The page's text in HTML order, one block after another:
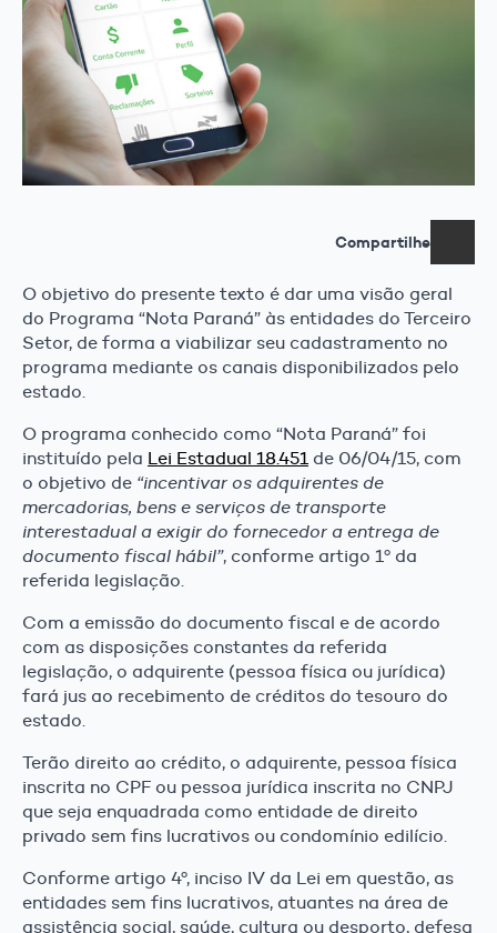
Compartilhe
O objetivo do presente texto é dar uma visão geral
do Programa “Nota Paraná” às entidades do Terceiro
Setor, de forma a viabilizar seu cadastramento no
programa mediante os canais disponibilizados pelo
estado.
O programa conhecido como “Nota Paraná” foi
instituído pela Lei Estadual 18.451 de 06/04/15, com
o objetivo de “incentivar os adquirentes de
mercadorias, bens e serviços de transporte
interestadual a exigir do fornecedor a entrega de
documento fiscal hábil”, conforme artigo 1º da
referida legislação.
Com a emissão do documento fiscal e de acordo
com as disposições constantes da referida
legislação, o adquirente (pessoa física ou jurídica)
fará jus ao recebimento de créditos do tesouro do
estado.
Terão direito ao crédito, o adquirente, pessoa física
inscrita no CPF ou pessoa jurídica inscrita no CNPJ
que seja enquadrada como entidade de direito
privado sem fins lucrativos ou condomínio edilício.
Conforme artigo 4º, inciso IV da Lei em questão, as
entidades sem fins lucrativos, atuantes na área de
assistência social, saúde, cultura ou desporto, defesa